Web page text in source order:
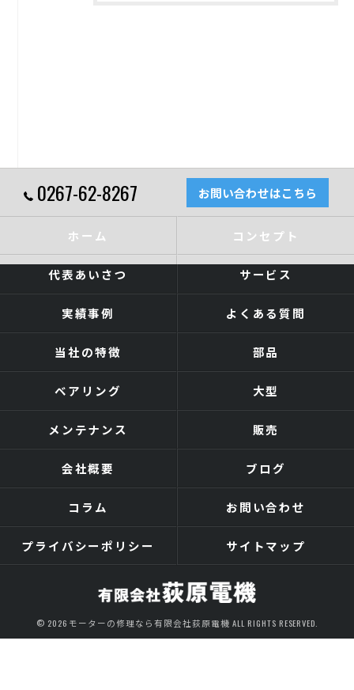
0267-62-8267 お問い合わせはこちら
ホーム コンセプト
代表あいさつ サービス
実績事例 よくある質問
当社の特徴 部品
ベアリング 大型
メンテナンス 販売
会社概要 ブログ
コラム お問い合わせ
プライバシーポリシー サイトマップ
© 2026 モーターの修理なら有限会社荻原電機 ALL RIGHTS RESERVED.